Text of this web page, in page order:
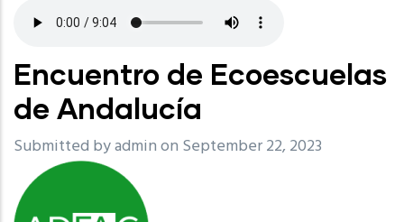
Encuentro de Ecoescuelas
de Andalucía
Submitted byadminon September 22, 2023